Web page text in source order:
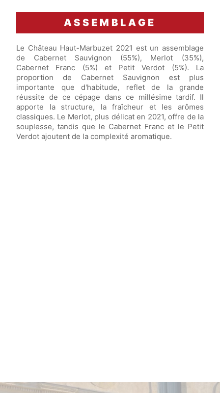
ASSEMBLAGE
Le Château Haut-Marbuzet 2021 est un assemblage
de Cabernet Sauvignon (55%), Merlot (35%),
Cabernet Franc (5%) et Petit Verdot (5%). La
proportion de Cabernet Sauvignon est plus
importante que d'habitude, reflet de la grande
réussite de ce cépage dans ce millésime tardif. Il
apporte la structure, la fraîcheur et les arômes
classiques. Le Merlot, plus délicat en 2021, offre de la
souplesse, tandis que le Cabernet Franc et le Petit
Verdot ajoutent de la complexité aromatique.